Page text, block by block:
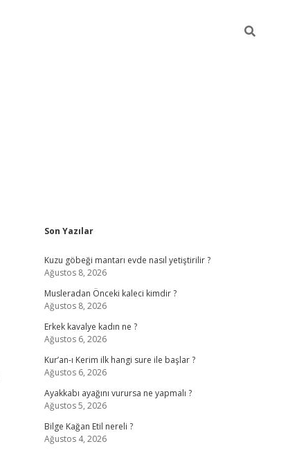
Sidebar
Son Yazılar
Kuzu göbeği mantarı evde nasıl yetiştirilir ?
Ağustos 8, 2026
Musleradan Önceki kaleci kimdir ?
Ağustos 8, 2026
Erkek kavalye kadın ne ?
Ağustos 6, 2026
Kur’an-ı Kerim ilk hangi sure ile başlar ?
Ağustos 6, 2026
Ayakkabı ayağını vurursa ne yapmalı ?
Ağustos 5, 2026
Bilge Kağan Etil nereli ?
Ağustos 4, 2026
piabellacasino